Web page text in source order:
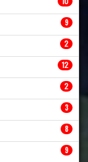
9
2
12
2
3
8
9